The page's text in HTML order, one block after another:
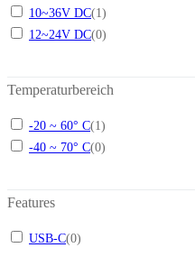
10~36V DC(1)
12~24V DC(0)
Temperaturbereich
-20 ~ 60° C(1)
-40 ~ 70° C(0)
Features
USB-C(0)